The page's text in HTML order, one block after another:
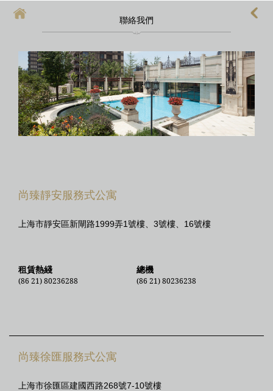
首頁
上海酒店式公寓
上海酒店式公寓月租
上海service apartment
上海短租
上海徐匯區酒店
聯絡我們
尚臻靜安服務式公寓
上海市靜安區新閘路1999弄1號樓、3號樓、16號樓
租賃熱綫
(86 21) 80236288
總機
(86 21) 80236238
尚臻徐匯服務式公寓
上海市徐匯區建國西路268號7-10號樓